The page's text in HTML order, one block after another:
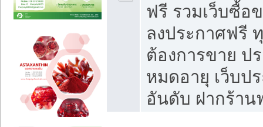
ฟรี รวมเว็บซื้อ
ลงประกาศฟรี
ต้องการขาย ป
หมดอายุ เว็บป
อันดับ ฝากร้าน